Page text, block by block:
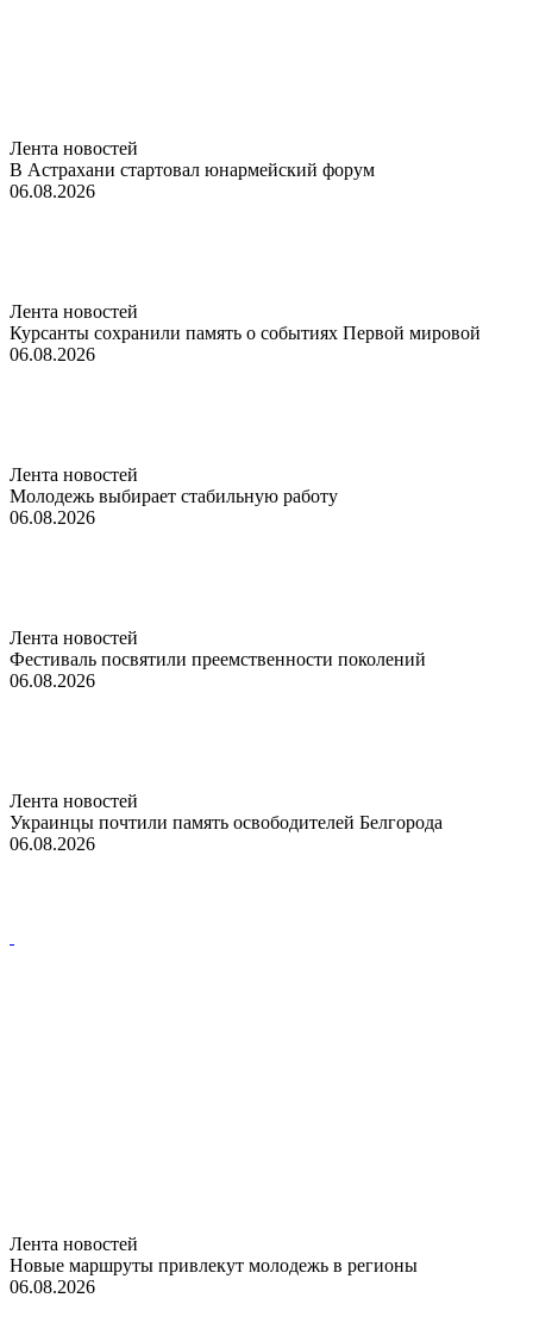
Лента новостей
В Астрахани стартовал юнармейский форум
06.08.2026
Лента новостей
Курсанты сохранили память о событиях Первой мировой
06.08.2026
Лента новостей
Молодежь выбирает стабильную работу
06.08.2026
Лента новостей
Фестиваль посвятили преемственности поколений
06.08.2026
Лента новостей
Украинцы почтили память освободителей Белгорода
06.08.2026
Лента новостей
Новые маршруты привлекут молодежь в регионы
06.08.2026